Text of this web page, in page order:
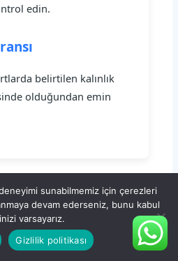
edin.
belirtilen kalınlık
olduğundan emin
Sac
sunabilmemiz için çerezleri
devam ederseniz, bunu kabul
varsayarız.
Gizlilik politikası